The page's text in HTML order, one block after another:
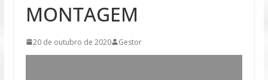
MONTAGEM
20 de outubro de 2020 Gestor